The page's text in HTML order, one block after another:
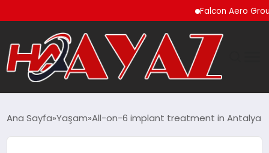
Falcon Aero Group,
DÜNYA
Ana Sayfa Yaşam All-on-6 implant treatment in Antalya